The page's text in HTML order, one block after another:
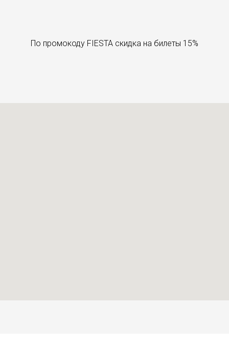
По промокоду FIESTA скидка на билеты 15%